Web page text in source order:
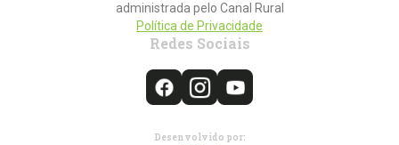
administrada pelo Canal Rural
Política de Privacidade
Redes Sociais
Desenvolvido por: